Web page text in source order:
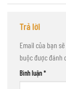
Trả lời
Email của bạn
buộc được đánh
Bình luận*